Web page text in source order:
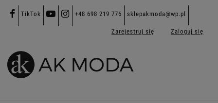
TikTok +48 698 219 776 sklepakmoda@wp.pl
Zarejestruj się Zaloguj się